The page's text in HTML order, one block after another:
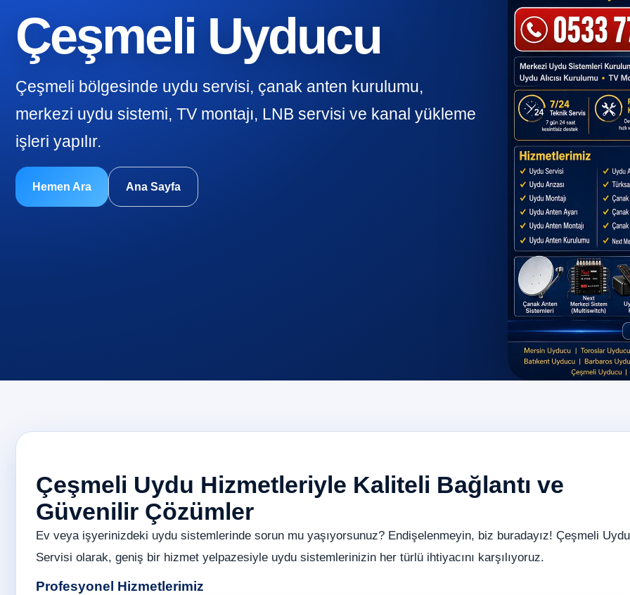
Çeşmeli Uyducu
Çeşmeli bölgesinde uydu servisi, çanak anten kurulumu,
merkezi uydu sistemi, TV montajı, LNB servisi ve kanal yükleme
işleri yapılır.
Hemen Ara Ana Sayfa
Çeşmeli Uydu Hizmetleriyle Kaliteli Bağlantı ve
Güvenilir Çözümler
Ev veya işyerinizdeki uydu sistemlerinde sorun mu yaşıyorsunuz? Endişelenmeyin, biz buradayız! Çeşmeli Uydu
Servisi olarak, geniş bir hizmet yelpazesiyle uydu sistemlerinizin her türlü ihtiyacını karşılıyoruz.
Profesyonel Hizmetlerimiz